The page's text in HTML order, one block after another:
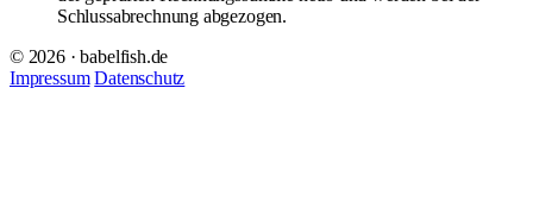
Schlussabrechnung abgezogen.
© 2026 · babelfish.de
Impressum Datenschutz